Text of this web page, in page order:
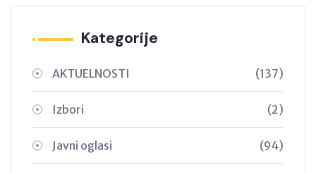
Kategorije
AKTUELNOSTI (137)
Izbori (2)
Javni oglasi (94)